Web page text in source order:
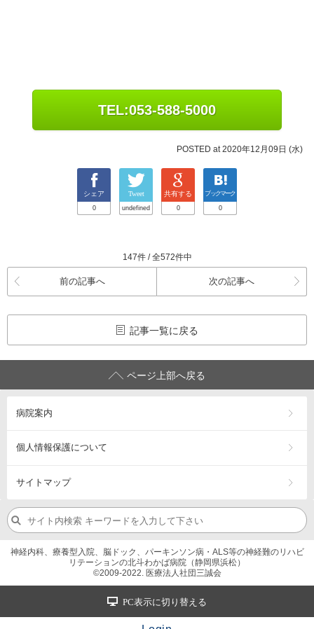
TEL:053-588-5000
POSTED at 2020年12月09日 (水)
シェア
0
Tweet
undefined
共有する
0
ブックマーク
0
147件 / 全572件中
前の記事へ 次の記事へ
記事一覧に戻る
ページ上部へ戻る
病院案内
個人情報保護について
サイトマップ
神経内科、療養型入院、脳ドック、パーキンソン病・ALS等の神経難のリハビ
リテーションの北斗わかば病院（静岡県浜松）
©2009-2022. 医療法人社団三誠会
PC表示に切り替える